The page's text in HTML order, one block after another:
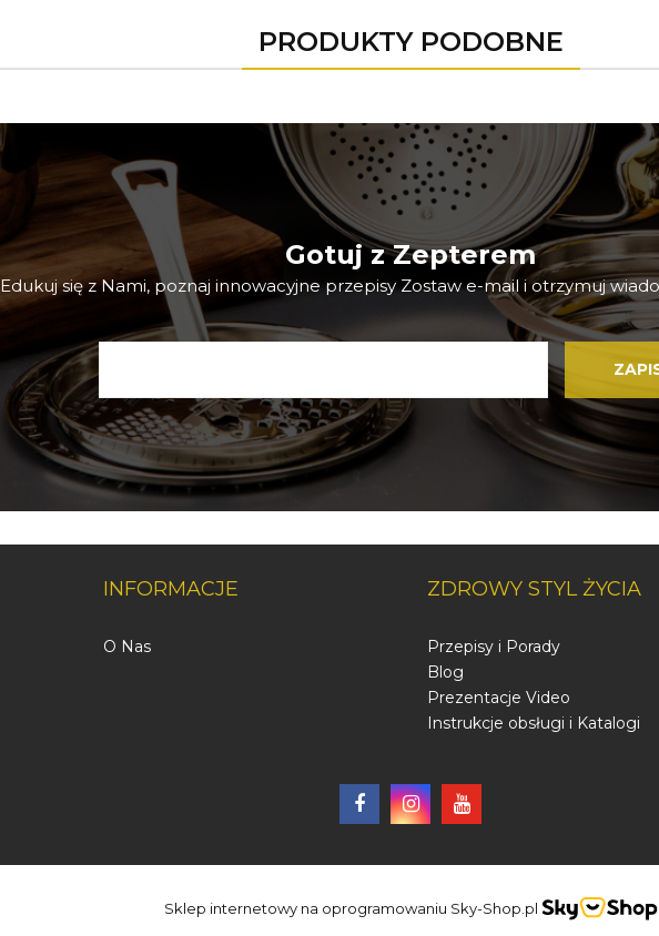
PRODUKTY PODOBNE
Gotuj z Zepterem
Edukuj się z Nami, poznaj innowacyjne przepisy Zostaw e-mail i otrzymuj
INFORMACJE
O Nas
ZDROWY STYL ŻYCIA
Przepisy i Porady
Blog
Prezentacje Video
Instrukcje obsługi i Katalogi
Sklep internetowy na oprogramowaniu Sky-Shop.pl